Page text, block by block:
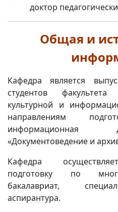
доктор
Общая и
Кафедра является
студентов
культурной и
направлениям
информационная
«Документоведение и
Кафедра
подготовку по
бакалавриат,
аспирантура.